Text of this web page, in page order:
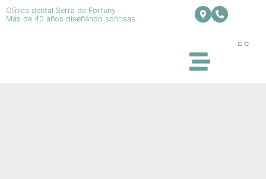
Clínica dental Serra de Fortuny
Más de 40 años diseñando sonrisas
ES